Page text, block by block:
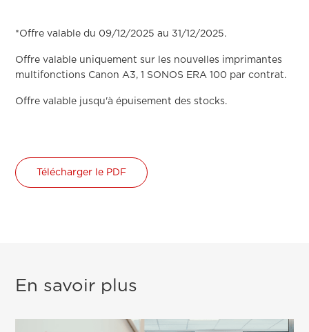
*Offre valable du 09/12/2025 au 31/12/2025.
Offre valable uniquement sur les nouvelles imprimantes
multifonctions Canon A3, 1 SONOS ERA 100 par contrat.
Offre valable jusqu'à épuisement des stocks.
Télécharger le PDF
En savoir plus